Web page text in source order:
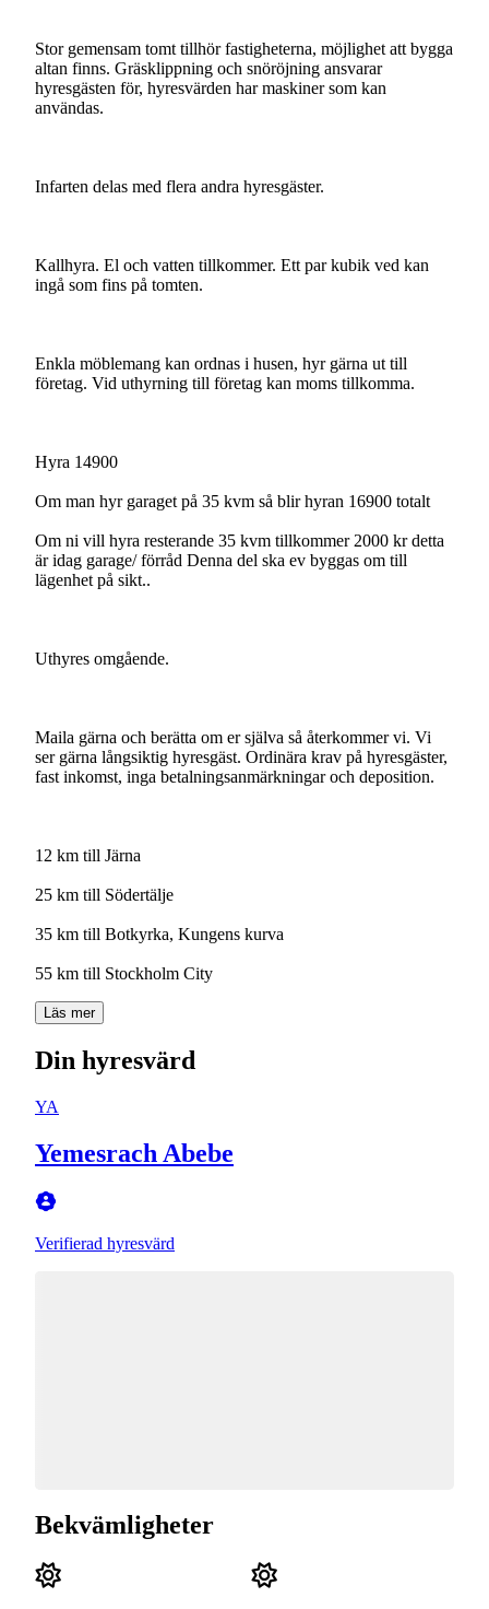
Stor gemensam tomt tillhör fastigheterna, möjlighet att bygga
altan finns. Gräsklippning och snöröjning ansvarar
hyresgästen för, hyresvärden har maskiner som kan
användas.
Infarten delas med flera andra hyresgäster.
Kallhyra. El och vatten tillkommer. Ett par kubik ved kan
ingå som fins på tomten.
Enkla möblemang kan ordnas i husen, hyr gärna ut till
företag. Vid uthyrning till företag kan moms tillkomma.
Hyra 14900
Om man hyr garaget på 35 kvm så blir hyran 16900 totalt
Om ni vill hyra resterande 35 kvm tillkommer 2000 kr detta
är idag garage/ förråd Denna del ska ev byggas om till
lägenhet på sikt..
Uthyres omgående.
Maila gärna och berätta om er själva så återkommer vi. Vi
ser gärna långsiktig hyresgäst. Ordinära krav på hyresgäster,
fast inkomst, inga betalningsanmärkningar och deposition.
12 km till Järna
25 km till Södertälje
35 km till Botkyrka, Kungens kurva
55 km till Stockholm City
Läs mer
Din hyresvärd
YA
Yemesrach Abebe
Verifierad hyresvärd
Bekvämligheter